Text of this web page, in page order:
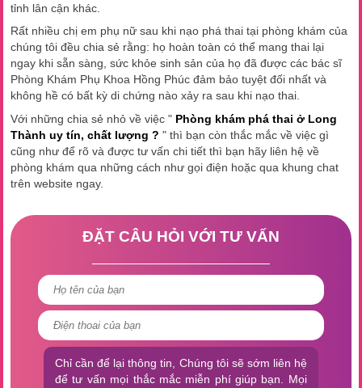
tỉnh lân cận khác.
Rất nhiều chị em phụ nữ sau khi nạo phá thai tại phòng khám của
chúng tôi đều chia sẻ rằng: họ hoàn toàn có thể mang thai lại
ngay khi sẵn sàng, sức khỏe sinh sản của họ đã được các bác sĩ
Phòng Khám Phụ Khoa Hồng Phúc đảm bảo tuyệt đối nhất và
không hề có bất kỳ di chứng nào xảy ra sau khi nạo thai.
Với những chia sẻ nhỏ về việc " Phòng khám phá thai ở Long
Thành uy tín, chất lượng ? " thì bạn còn thắc mắc về việc gì
cũng như để rõ và được tư vấn chi tiết thì bạn hãy liên hệ về
phòng khám qua những cách như gọi điện hoặc qua khung chat
trên website ngay.
ĐẶT CÂU HỎI VỚI TƯ VẤN
Chỉ cần để lại thông tin, Chúng tôi sẽ sớm liên hệ
để tư vấn mọi thắc mắc miễn phí giúp bạn. Mọi